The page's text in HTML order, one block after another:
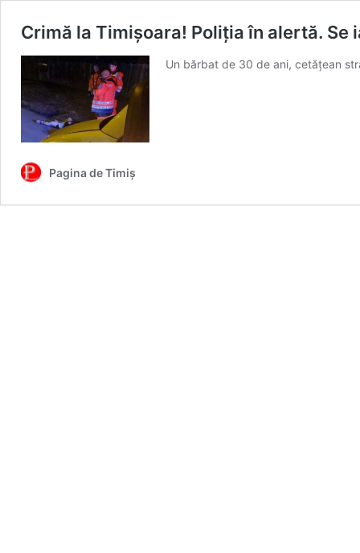
Crimă la Timișoara! Poliția în alertă.
Un bărbat de 30 de ani, cetățean
Pagina de Timiș